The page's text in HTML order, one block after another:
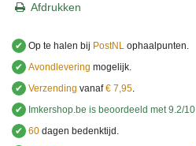
Afdrukken
✔ Op te halen bij PostNL ophaalpunten.
✔ Avondlevering mogelijk.
✔ Verzending vanaf€ 7,95.
✔
Imkershop.be is beoordeeld met9.2/10
✔ 60 dagen bedenktijd.